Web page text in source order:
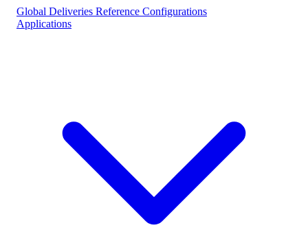
Global Deliveries Reference Configurations
Applications